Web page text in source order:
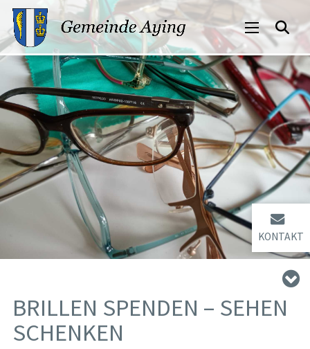
KONTAKT
BRILLEN SPENDEN – SEHEN
SCHENKEN